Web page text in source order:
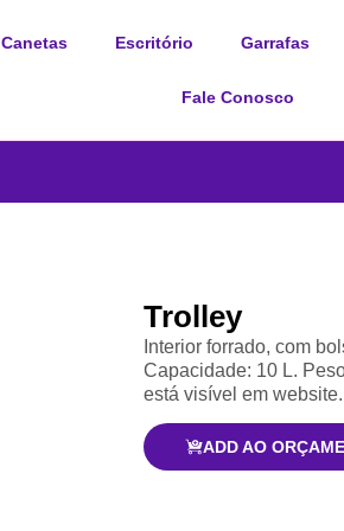
Canetas Escritório Garrafas
Fale Conosco
Trolley
Interior forrado, com
Capacidade: 10 L.
está visível em
ADD AO